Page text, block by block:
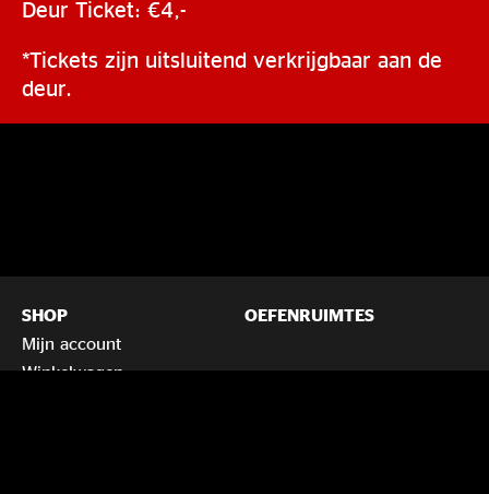
Deur Ticket: €4,-
*Tickets zijn uitsluitend verkrijgbaar aan de
deur.
SHOP
Mijn account
Winkelwagen
OEFENRUIMTES